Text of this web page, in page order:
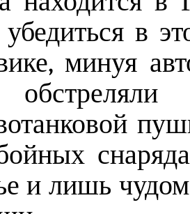
в
минуя
и лишь